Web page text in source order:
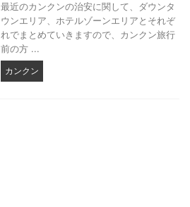
最近のカンクンの治安に関して、ダウンタ
ウンエリア、ホテルゾーンエリアとそれぞ
れでまとめていきますので、カンクン旅行
前の方 ...
カンクン